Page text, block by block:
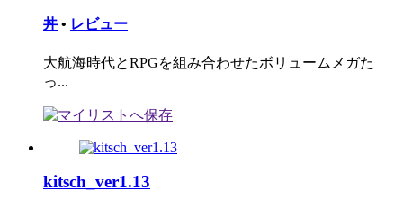
丼 • レビュー
大航海時代とRPGを組み合わせたボリュームメガた
っ...
kitsch_ver1.13